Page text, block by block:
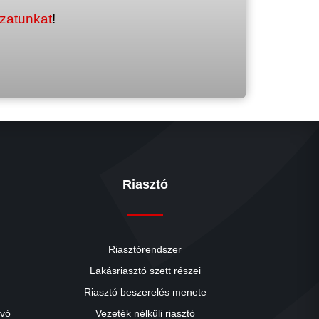
!
Riasztó
Riasztórendszer
Lakásriasztó szett részei
Riasztó beszerelés menete
Vezeték nélküli riasztó